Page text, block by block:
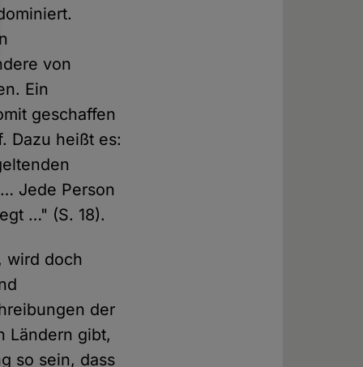
von
Ein
geschaffen
Dazu heißt es:
Jede Person
…" (S. 18).
wird doch
der
Ländern gibt,
so sein, dass